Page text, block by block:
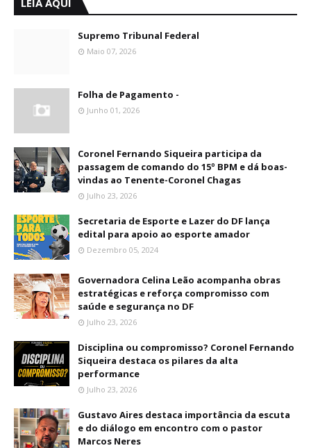
LEIA AQUI
Supremo Tribunal Federal
Maio 07, 2026
Folha de Pagamento -
Junho 01, 2026
Coronel Fernando Siqueira participa da
passagem de comando do 15º BPM e dá boas-
vindas ao Tenente-Coronel Chagas
Julho 23, 2026
Secretaria de Esporte e Lazer do DF lança
edital para apoio ao esporte amador
Dezembro 05, 2024
Governadora Celina Leão acompanha obras
estratégicas e reforça compromisso com
saúde e segurança no DF
Julho 23, 2026
Disciplina ou compromisso? Coronel Fernando
Siqueira destaca os pilares da alta
performance
Julho 23, 2026
Gustavo Aires destaca importância da escuta
e do diálogo em encontro com o pastor
Marcos Neres